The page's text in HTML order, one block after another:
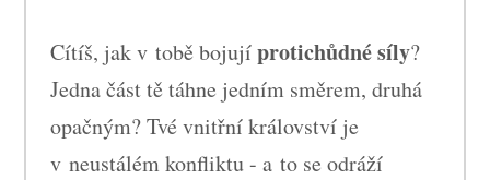
Cítíš, jak v tobě bojujíprotichůdné síly?
Jedna část tě táhne jedním směrem, druhá
opačným? Tvé vnitřní království je
v neustálém konfliktu - a to se odráží